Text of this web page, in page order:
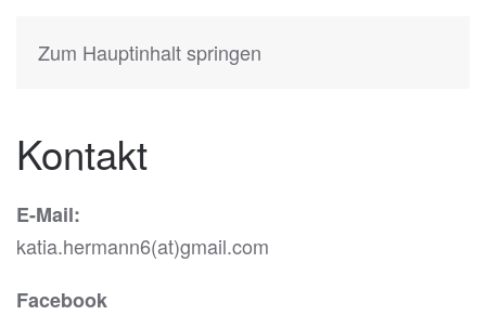
Zum Hauptinhalt springen
KATIA HERMANN
Kontakt
E-Mail:
katia.hermann6(at)gmail.com
Facebook